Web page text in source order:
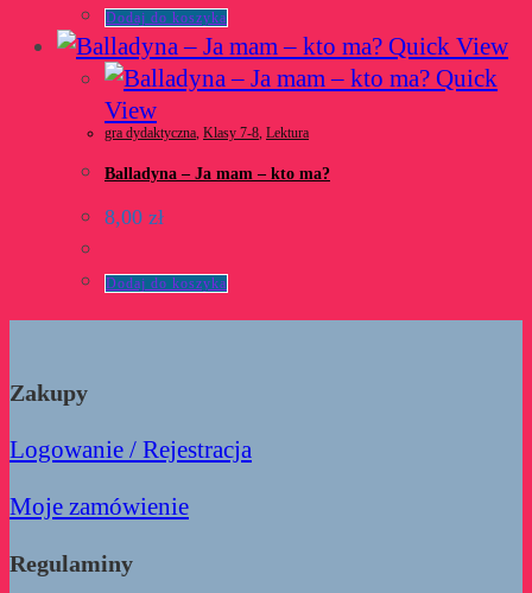
Dodaj do koszyka
Quick View
Quick
View
gra dydaktyczna, Klasy 7-8, Lektura
Balladyna – Ja mam – kto ma?
8,00 zł
Dodaj do koszyka
Zakupy
Logowanie / Rejestracja
Moje zamówienie
Regulaminy